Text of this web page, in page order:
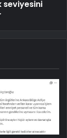
seviyesini